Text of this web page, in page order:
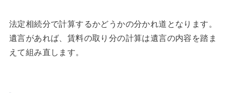
法定相続分で計算するかどうかの分かれ道となります。
遺言があれば、賃料の取り分の計算は遺言の内容を踏ま
えて組み直します。